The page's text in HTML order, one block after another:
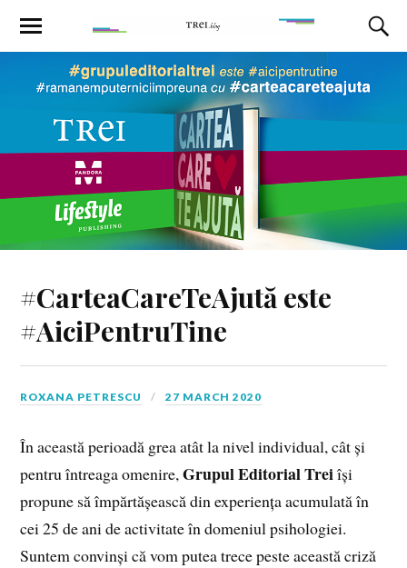
#CarteaCareTeAjută este
#AiciPentruTine
ROXANA PETRESCU 27 MARCH 2020
În această perioadă grea atât la nivel individual, cât și
pentru întreaga omenire,Grupul Editorial Treiîși
propune să împărtășească din experiența acumulată în
cei 25 de ani de activitate în domeniul psihologiei.
Suntem convinși că vom putea trece peste această criză